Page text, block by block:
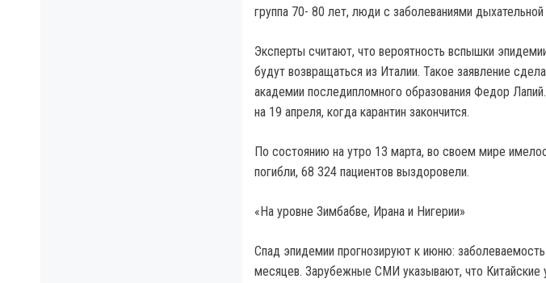
группа 70- 80 лет, люди с заболеваниями
Эксперты считают, что вероятность вспышки
будут возвращаться из Италии. Такое заявление
академии последипломного образования Федор
на 19 апреля, когда карантин закончится.
По состоянию на утро 13 марта, во своем мире
погибли, 68 324 пациентов выздоровели.
«На уровне Зимбабве, Ирана и Нигерии»
Спад эпидемии прогнозируют к июню:
месяцев. Зарубежные СМИ указывают, что Китайские